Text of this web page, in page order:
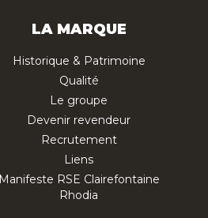
LA MARQUE
Historique & Patrimoine
Qualité
Le groupe
Devenir revendeur
Recrutement
Liens
Manifeste RSE Clairefontaine
Rhodia